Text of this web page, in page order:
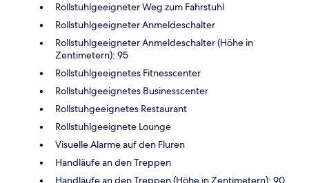
Rollstuhlgeeigneter Weg zum Fahrstuhl
Rollstuhlgeeigneter Anmeldeschalter
Rollstuhlgeeigneter Anmeldeschalter (Höhe in
Zentimetern): 95
Rollstuhlgeeignetes Fitnesscenter
Rollstuhlgeeignetes Businesscenter
Rollstuhgeeignetes Restaurant
Rollstuhlgeeignete Lounge
Visuelle Alarme auf den Fluren
Handläufe an den Treppen
Handläufe an den Treppen (Höhe in Zentimetern): 90